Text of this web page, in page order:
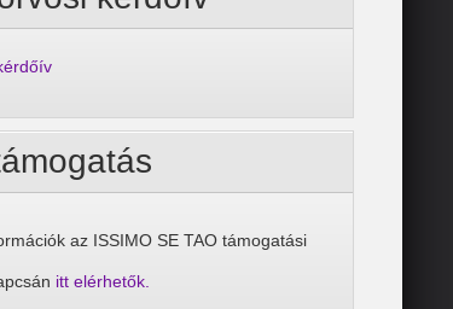
az ISSIMO SE TAO támogatási
itt elérhetők.